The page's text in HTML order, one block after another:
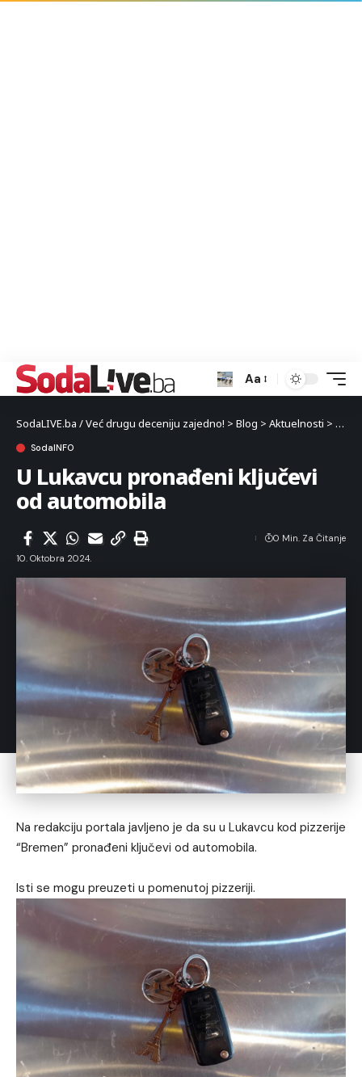
Aa
SodaLIVE.ba / Već drugu deceniju zajedno! > Blog > Aktuelnosti >
SodaINFO
U Lukavcu pronađeni ključevi
od automobila
10. Oktobra 2024.
0 Min. Za Čitanje
Na redakciju portala javljeno je da su u Lukavcu kod pizzerije
“Bremen” pronađeni ključevi od automobila.
Isti se mogu preuzeti u pomenutoj pizzeriji.